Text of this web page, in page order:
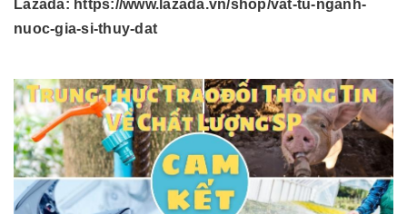
Lazada: https://www.lazada.vn/shop/vat-tu-nganh-
nuoc-gia-si-thuy-dat